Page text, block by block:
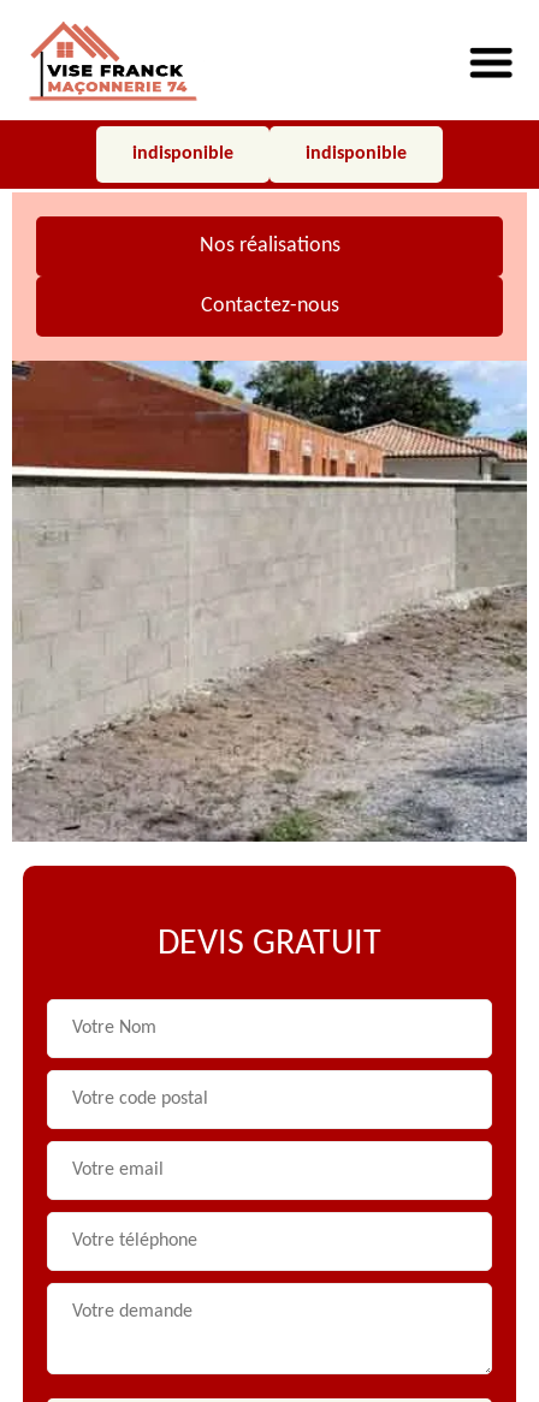
indisponible indisponible
Nos réalisations
Contactez-nous
DEVIS GRATUIT